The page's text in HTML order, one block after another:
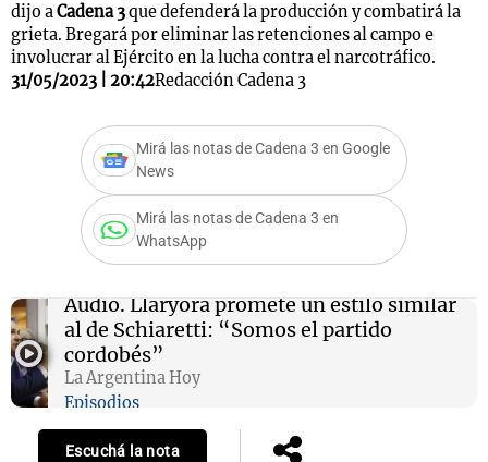
dijo aCadena 3que defenderá la producción y combatirá la
grieta. Bregará por eliminar las retenciones al campo e
involucrar al Ejército en la lucha contra el narcotráfico.
31/05/2023 | 20:42Redacción Cadena 3
Mirá las notas de Cadena 3 en Google
News
Mirá las notas de Cadena 3 en
WhatsApp
Audio. Llaryora promete un estilo similar
al de Schiaretti: “Somos el partido
cordobés”
La Argentina Hoy
Episodios
Escuchá la nota
Mundial 2026
Notas
La Sole en
Cadena 3